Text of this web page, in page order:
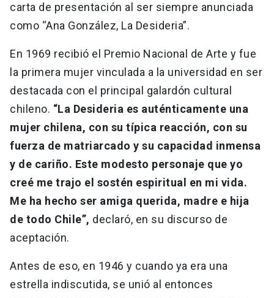
carta de presentación al ser siempre anunciada
como “Ana González, La Desideria”.
En 1969 recibió el Premio Nacional de Arte y fue
la primera mujer vinculada a la universidad en ser
destacada con el principal galardón cultural
chileno. “La Desideria es auténticamente una
mujer chilena, con su típica reacción, con su
fuerza de matriarcado y su capacidad inmensa
y de cariño. Este modesto personaje que yo
creé me trajo el sostén espiritual en mi vida.
Me ha hecho ser amiga querida, madre e hija
de todo Chile”, declaró, en su discurso de
aceptación.
Antes de eso, en 1946 y cuando ya era una
estrella indiscutida, se unió al entonces